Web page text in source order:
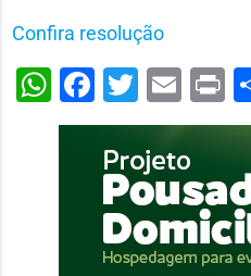
Confira resolução
WhatsApp
Facebook
Twitter